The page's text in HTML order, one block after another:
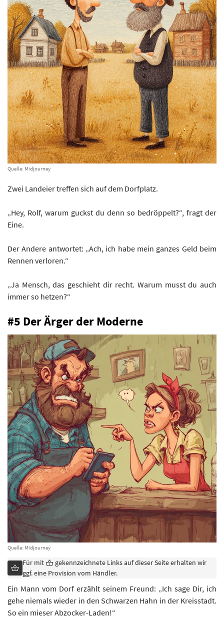
Quelle: Midjourney
Zwei Landeier treffen sich auf dem Dorfplatz.
„Hey, Rolf, warum guckst du denn so bedröppelt?“, fragt der
Eine.
Der Andere antwortet: „Ach, ich habe mein ganzes Geld beim
Rennen verloren.“
„Ja Mensch, das geschieht dir recht. Warum musst du auch
immer so hetzen?“
#5 Der Ärger der Moderne
Quelle: Midjourney
Für mit
gekennzeichnete Links auf dieser Seite erhalten wir
ggf. eine Provision vom Händler.
Ein Mann vom Dorf erzählt seinem Freund: „Ich sage Dir, ich
gehe niemals wieder in den Schwarzen Hahn in der Kreisstadt.
So ein mieser Abzocker-Laden!“